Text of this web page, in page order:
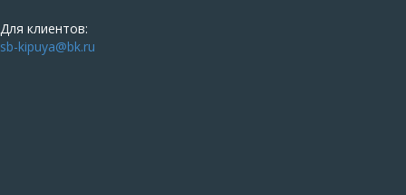
Для клиентов:
sb-kipuya@bk.ru